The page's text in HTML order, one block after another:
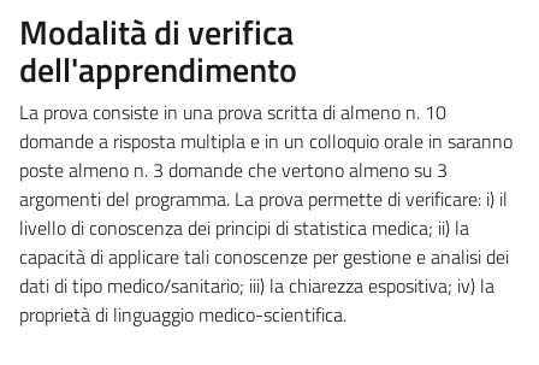
Modalità di verifica
dell'apprendimento
La prova consiste in una prova scritta di almeno n. 10
domande a risposta multipla e in un colloquio orale in saranno
poste almeno n. 3 domande che vertono almeno su 3
argomenti del programma. La prova permette di verificare: i) il
livello di conoscenza dei principi di statistica medica; ii) la
capacità di applicare tali conoscenze per gestione e analisi dei
dati di tipo medico/sanitario; iii) la chiarezza espositiva; iv) la
proprietà di linguaggio medico-scientifica.